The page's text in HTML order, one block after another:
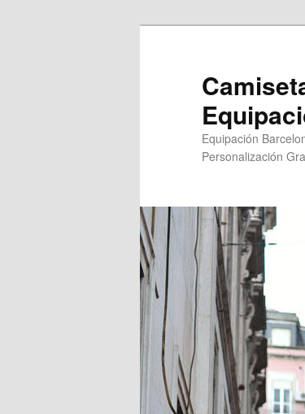
Equipación
Personalización